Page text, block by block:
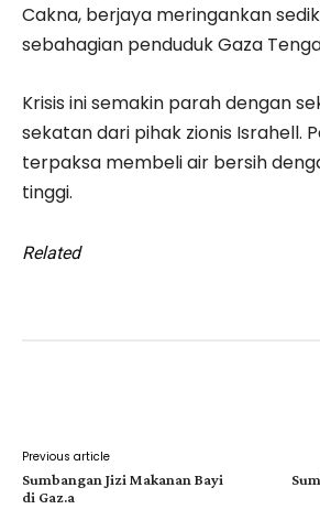
Cakna, berjaya meringankan
sebahagian penduduk Gaza
Krisis ini semakin parah dengan
sekatan dari pihak zionis Israhell.
terpaksa membeli air bersih
tinggi.
Related
Previous article
Sumbangan Jizi Makanan Bayi
di Gaz.a